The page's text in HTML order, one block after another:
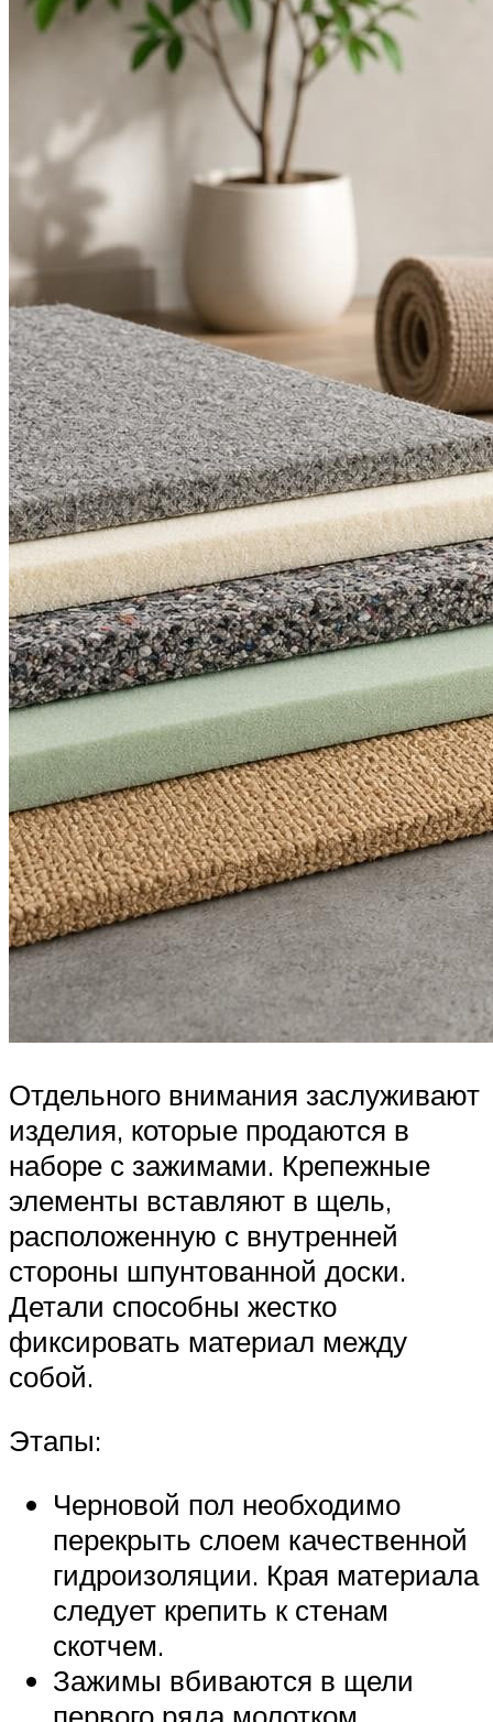
Отдельного внимания заслуживают
изделия, которые продаются в
наборе с зажимами. Крепежные
элементы вставляют в щель,
расположенную с внутренней
стороны шпунтованной доски.
Детали способны жестко
фиксировать материал между
собой.
Этапы:
Черновой пол необходимо
перекрыть слоем качественной
гидроизоляции. Края материала
следует крепить к стенам
скотчем.
Зажимы вбиваются в щели
первого ряда молотком.